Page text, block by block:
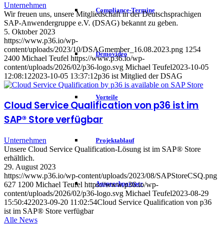
Compliance-Termine
Demovideo
Vorteile
Projektablauf
Ansprechpartner
Unternehmen
Wir freuen uns, unsere Mitgliedschaft in der Deutschsprachigen
SAP-Anwendergruppe e.V. (DSAG) bekannt zu geben.
5. Oktober 2023
https://www.p36.io/wp-
content/uploads/2023/10/DSAGmember_16.08.2023.png 1254
2400 Michael Teufel https://www.p36.io/wp-
content/uploads/2026/02/p36-logo.svg Michael Teufel2023-10-05
12:08:122023-10-05 13:37:12p36 ist Mitglied der DSAG
Cloud Service Qualification von p36 ist im
SAP® Store verfügbar
Unternehmen
Unsere Cloud Service Qualification-Lösung ist im SAP® Store
erhältlich.
29. August 2023
https://www.p36.io/wp-content/uploads/2023/08/SAPStoreCSQ.png
627 1200 Michael Teufel https://www.p36.io/wp-
content/uploads/2026/02/p36-logo.svg Michael Teufel2023-08-29
15:50:422023-09-20 11:02:54Cloud Service Qualification von p36
ist im SAP® Store verfügbar
Alle News